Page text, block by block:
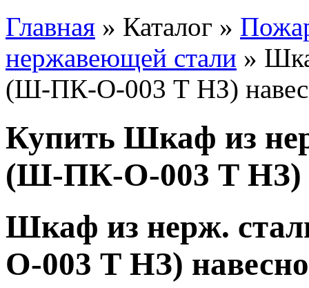
Главная » Каталог »
нержавеющей стали »
(Ш-ПК-О-003 Т НЗ)
Купить Шкаф из
(Ш-ПК-О-003 Т НЗ)
Шкаф из нерж.
О-003 Т НЗ)